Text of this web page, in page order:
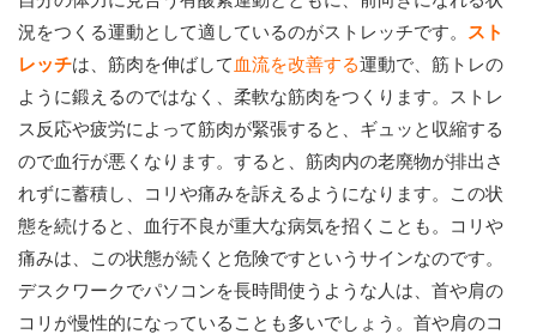
況をつくる運動として適しているのがストレッチです。
スト
レッチは、筋肉を伸ばして 血流を改善する運動で、筋トレの
ように鍛えるのではなく、柔軟な筋肉をつくります。ストレ
ス反応や疲労によって筋肉が緊張すると、ギュッと収縮する
ので血行が悪くなります。すると、筋肉内の老廃物が排出さ
れずに蓄積し、コリや痛みを訴えるようになります。この状
態を続けると、血行不良が重大な病気を招くことも。コリや
痛みは、この状態が続くと危険ですというサインなのです。
デスクワークでパソコンを長時間使うような人は、首や肩の
コリが慢性的になっていることも多いでしょう。首や肩のコ